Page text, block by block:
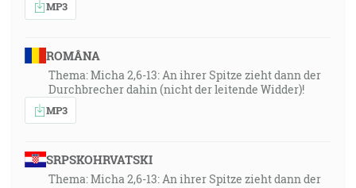
MP3
ROMÂNA
Thema: Micha 2,6-13: An ihrer Spitze zieht dann der
Durchbrecher dahin (nicht der leitende Widder)!
MP3
SRPSKOHRVATSKI
Thema: Micha 2,6-13: An ihrer Spitze zieht dann der